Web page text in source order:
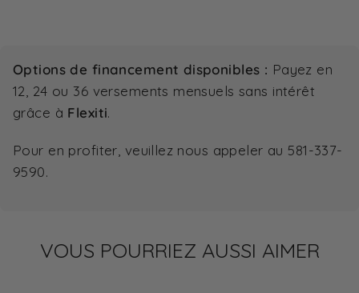
Options de financement disponibles : Payez en
12, 24 ou 36 versements mensuels sans intérêt
grâce à Flexiti.
Pour en profiter, veuillez nous appeler au 581-337-
9590.
VOUS POURRIEZ AUSSI AIMER